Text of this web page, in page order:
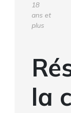
18
ans et
plus
la